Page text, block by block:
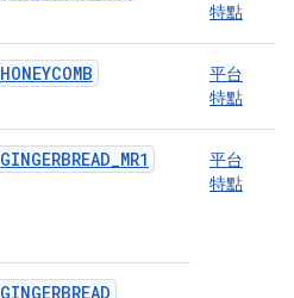
特點
HONEYCOMB
平台
特點
GINGERBREAD_MR1
平台
特點
GINGERBREAD